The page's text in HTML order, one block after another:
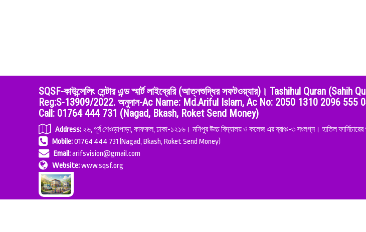
SQSF-কাউন্সেলিং সেন্টার এন্ড স্মার্ট লাইব্রেরি (আত্নশুদ্ধির সফটওয়্যার)। Tashihul Quran
Reg:S-13909/2022. অনুদান-Ac Name: Md.Ariful Islam, Ac No: 2050 1310 2096 555
Call: 01764 444 731 (Nagad, Bkash, Roket Send Money)
Address: ২৬, পূর্ব শেওড়াপাড়া, কাফরুল, ঢাকা-১২১৬। মনিপুর উচ্চ বিদ্যালয় ও কলেজ এর ব্রাঞ্চ-৩ সংলগ্ন। হাতিল
Mobile:01764 444 731 (Nagad, Bkash, Roket Send Money)
Email:arifsvision@gmail.com
Website:www.sqsf.org